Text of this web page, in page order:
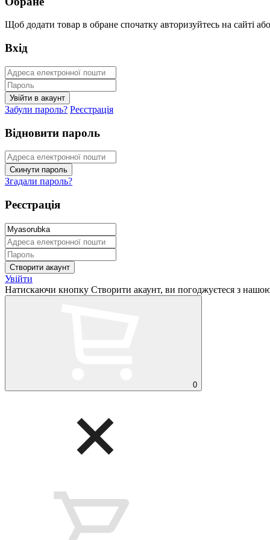
Щоб додати товар в обране спочатку авторизуйтесь на сайті або
Вхід
Забули пароль? Реєстрація
Відновити пароль
Згадали пароль?
Реєстрація
Увійти
Натискаючи кнопку Створити акаунт, ви погоджуєтеся з
0